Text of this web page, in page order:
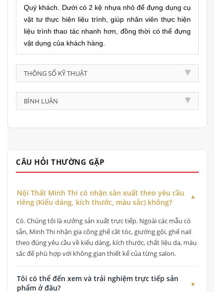
Quý khách. Dưới có 2 kệ nhựa nhỏ để đựng dụng cụ
vật tư thực hiện liệu trình, giúp nhân viên thực hiện
liệu trình thao tác nhanh hơn, đồng thời có thể đựng
vật dụng của khách hàng.
THÔNG SỐ KỸ THUẬT
BÌNH LUẬN
CÂU HỎI THƯỜNG GẶP
Nội Thất Minh Thi có nhận sản xuất theo yêu cầu
riêng (Kiểu dáng, kích thước, màu sắc) không?
Có. Chúng tôi là xưởng sản xuất trực tiếp. Ngoài các mẫu có
sẵn, Minh Thi nhận gia công ghế cắt tóc, giường gội, ghế nail
theo đúng yêu cầu về kiểu dáng, kích thước, chất liệu da, màu
sắc để phù hợp với không gian thiết kế của từng salon.
Tôi có thể đến xem và trải nghiệm trực tiếp sản
phẩm ở đâu?